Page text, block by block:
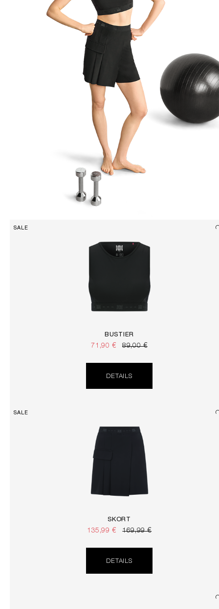
SALE
BUSTIER
71,90 € 89,00 €
DETAILS
SALE
SKORT
135,99 € 169,99 €
DETAILS